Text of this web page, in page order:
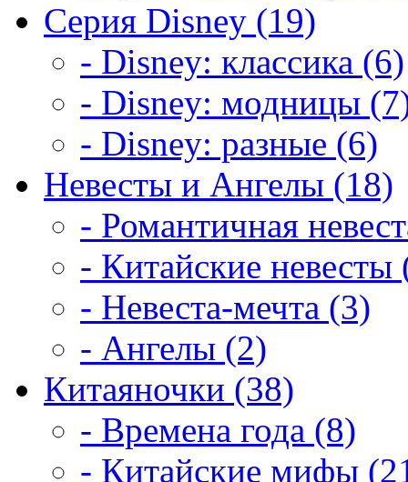
Серия Disney (19)
- Disney: классика (6)
- Disney: модницы
- Disney: разные (6)
Невесты и Ангелы (18)
- Романтичная
- Китайские невесты
- Невеста-мечта (3)
- Ангелы (2)
Китаяночки (38)
- Времена года (8)
- Китайские мифы